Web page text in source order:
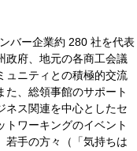
バー企業約 280 社を代表
政府、地元の各商⼯会議
ュニティとの積極的交流
た、総領事館のサポート
ネス関連を中⼼としたセ
トワーキングのイベント
若⼿の⽅々（「気持ちは